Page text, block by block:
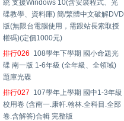
統 支援Windows 10(含安裝程式、光
碟教學、資料庫) 簡/繁體中文破解DVD
版(無限台電腦使用，需跟站長索取授
權碼)(定價1000元)
排行026 108學年下學期 國小命題光
碟 南一版 1-6年級 (全年級、全領域)
題庫光碟
排行027 107學年上學期 國中1-3年級
校用卷 (含南一.康軒.翰林.全科目.全部
卷.含解答)合輯 完整版